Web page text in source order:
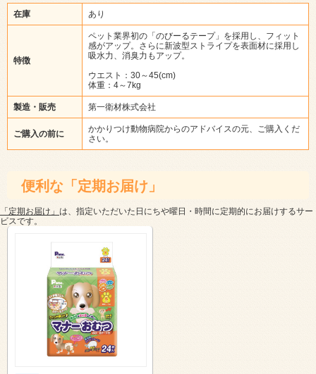
在庫 あり
特徴
ペット業界初の「のびーるテープ」を採用し、フィット
感がアップ。さらに新波型ストライプを表面材に採用し
吸水力、消臭力もアップ。
ウエスト：30～45(cm)
体重：4～7kg
製造・販売 第一衛材株式会社
ご購入の前に
かかりつけ動物病院からのアドバイスの元、ご購入くだ
さい。
便利な「定期お届け」
「定期お届け」 は、指定いただいた日にちや曜日・時間に定期的にお届けするサー
ビスです。